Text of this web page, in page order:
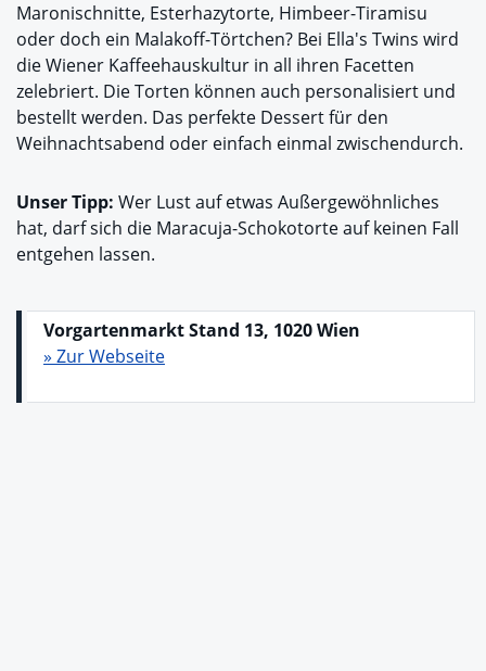
Maronischnitte, Esterhazytorte, Himbeer-Tiramisu
oder doch ein Malakoff-Törtchen? Bei Ella's Twins wird
die Wiener Kaffeehauskultur in all ihren Facetten
zelebriert. Die Torten können auch personalisiert und
bestellt werden. Das perfekte Dessert für den
Weihnachtsabend oder einfach einmal zwischendurch.
Unser Tipp: Wer Lust auf etwas Außergewöhnliches
hat, darf sich die Maracuja-Schokotorte auf keinen Fall
entgehen lassen.
Vorgartenmarkt Stand 13, 1020 Wien
» Zur Webseite